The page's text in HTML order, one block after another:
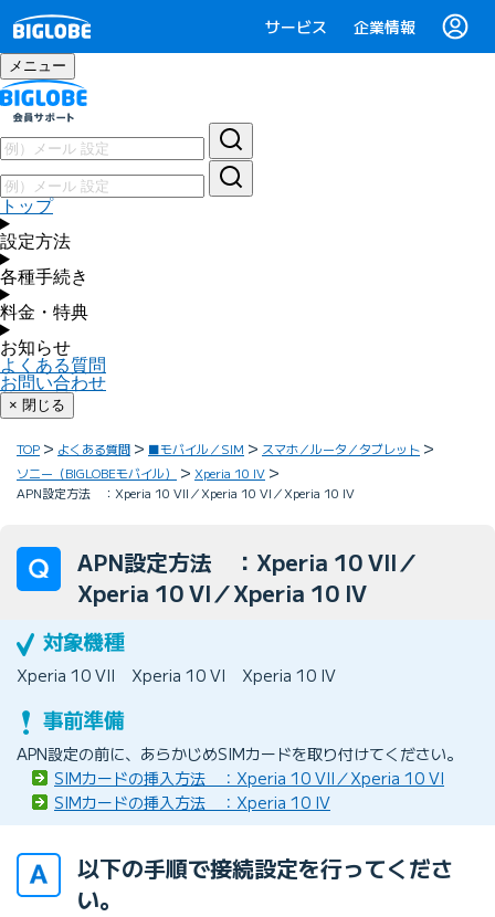
サービス 企業情報
メニュー
トップ
設定方法
各種手続き
料金・特典
お知らせ
よくある質問
お問い合わせ
× 閉じる
TOP よくある質問 ■モバイル／SIM
スマホ／ルータ／タブレット
ソニー（BIGLOBEモバイル）
Xperia 10 IV
APN設定方法 ：Xperia 10 VII／Xperia 10 VI／Xperia 10 IV
APN設定方法 ：Xperia 10 VII／
Xperia 10 VI／Xperia 10 IV
Xperia 10 VII Xperia 10 VI Xperia 10 IV
APN設定の前に、あらかじめSIMカードを取り付けてください。
SIMカードの挿入方法 ：Xperia 10 VII／Xperia 10 VI
SIMカードの挿入方法 ：Xperia 10 IV
以下の手順で接続設定を行ってくださ
い。